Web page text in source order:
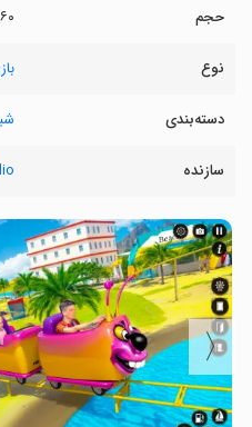
حجم ۱۶۰
نوع
دسته‌بندی
سازنده
〈